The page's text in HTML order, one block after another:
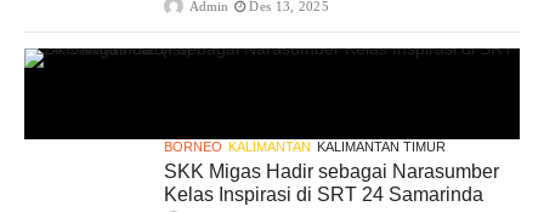
Admin Des 13, 2025
BORNEO KALIMANTAN KALIMANTAN TIMUR
SKK Migas Hadir sebagai Narasumber
Kelas Inspirasi di SRT 24 Samarinda